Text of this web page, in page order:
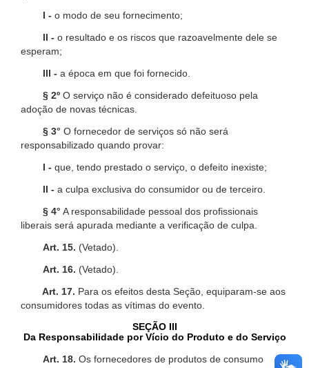
I - o modo de seu fornecimento;
II - o resultado e os riscos que razoavelmente dele se
esperam;
III - a época em que foi fornecido.
§ 2º O serviço não é considerado defeituoso pela
adoção de novas técnicas.
§ 3° O fornecedor de serviços só não será
responsabilizado quando provar:
I - que, tendo prestado o serviço, o defeito inexiste;
II - a culpa exclusiva do consumidor ou de terceiro.
§ 4° A responsabilidade pessoal dos profissionais
liberais será apurada mediante a verificação de culpa.
Art. 15. (Vetado).
Art. 16. (Vetado).
Art. 17. Para os efeitos desta Seção, equiparam-se aos
consumidores todas as vítimas do evento.
SEÇÃO III
Da Responsabilidade por Vício do Produto e do Serviço
Art. 18. Os fornecedores de produtos de consumo